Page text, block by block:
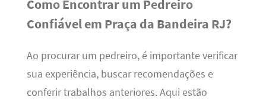
Como Encontrar um Pedreiro
Confiável em Praça da Bandeira RJ?
Ao procurar um pedreiro, é importante verificar
sua experiência, buscar recomendações e
conferir trabalhos anteriores. Aqui estão